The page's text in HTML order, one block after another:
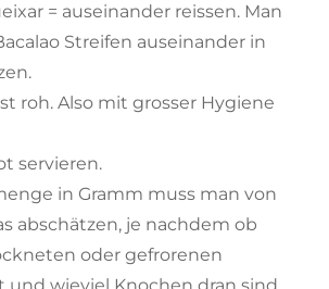
= auseinander reissen. Man
Streifen auseinander in
roh. Also mit grosser Hygiene
servieren.
in Gramm muss man von
abschätzen, je nachdem ob
oder gefrorenen